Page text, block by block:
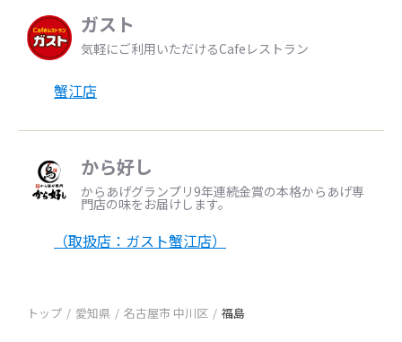
ガスト
気軽にご利用いただけるCafeレストラン
蟹江店
から好し
からあげグランプリ9年連続金賞の本格からあげ専
門店の味をお届けします。
（取扱店：ガスト蟹江店）
トップ 愛知県 名古屋市 中川区 福島